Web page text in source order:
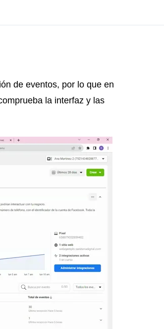
de eventos, por lo que en
la interfaz y las